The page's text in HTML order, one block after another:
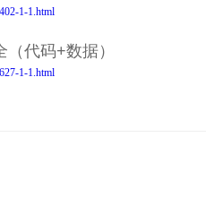
1-1.html
代码+数据）
1-1.html